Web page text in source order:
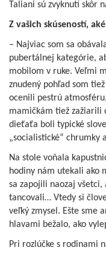
Taliani sú zvyknutí skôr
Z vašich skúseností,
– Najviac som sa
pubertálnej kategórie,
mobilom v ruke. Veľmi
znudený pohľad som
ocenili pestrú
mamičkám tiež zažiarili
dieťaťa boli typické
„socialistické“ chrumky
Na stole voňala
hodiny nám utekali ako
sa zapojili naozaj
tancovali… Vtedy si
veľký zmysel. Ešte sme
hlavami bežalo, ako
Pri rozlúčke s rodinami